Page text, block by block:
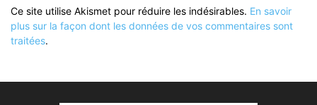
Ce site utilise Akismet pour réduire les indésirables. En savoir
plus sur la façon dont les données de vos commentaires sont
traitées.